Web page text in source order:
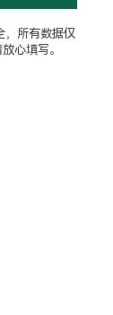
，所有数据仅
心填写。